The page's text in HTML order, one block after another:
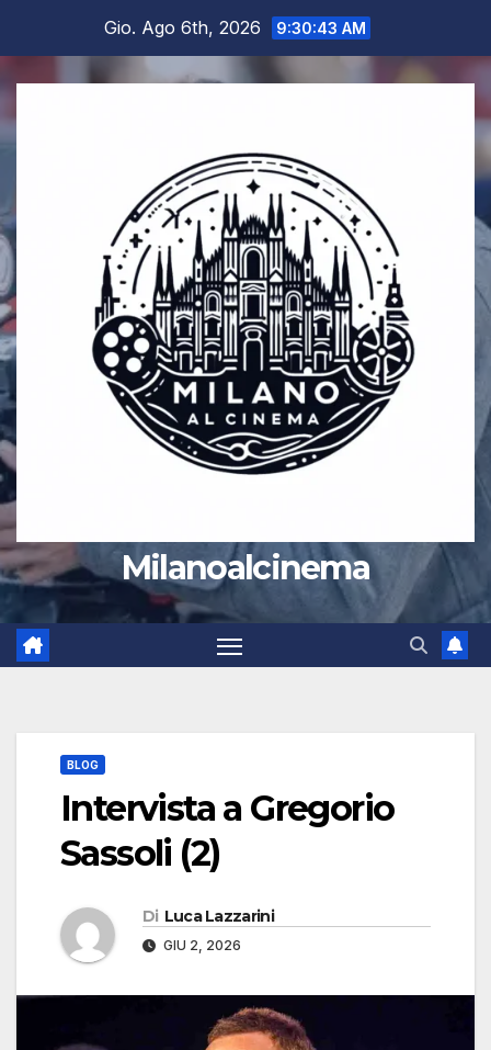
contenuto
Gio. Ago 6th, 2026 9:30:44 AM
Milanoalcinema
BLOG
Intervista a Gregorio
Sassoli (2)
Di Luca Lazzarini
GIU 2, 2026